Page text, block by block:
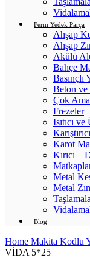
Ferm Yedek Parça
Ahşap
Ahşap
Akülü
Bahçe
Basınçlı
Beton ve
Çok
Frezeler
Isıtıcı
Karot
Kırıcı –
Metal
Metal
Blog
Home Makita Kodlu
VİDA 5*25